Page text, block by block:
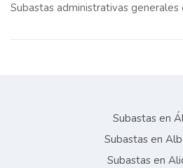
Subastas administrativas generales
Subastas en
Subastas en
Subastas en